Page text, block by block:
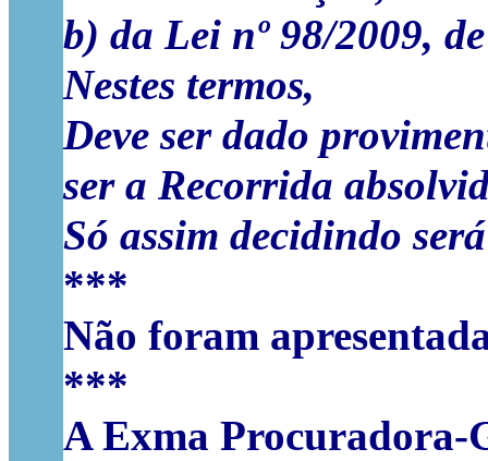
b) da Lei nº 98/2009,
Nestes termos,
Deve ser dado
ser a Recorrida
Só assim decidindo
***
Não foram
***
A Exma